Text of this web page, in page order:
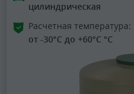
цилиндрическая
Расчетная температура:
от -30°C до +60°C °C